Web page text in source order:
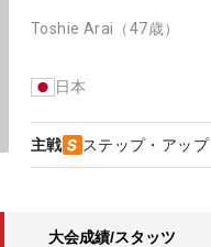
Toshie Arai （47歳）
日本
主戦 ステップ・アップ
大会成績/スタッツ